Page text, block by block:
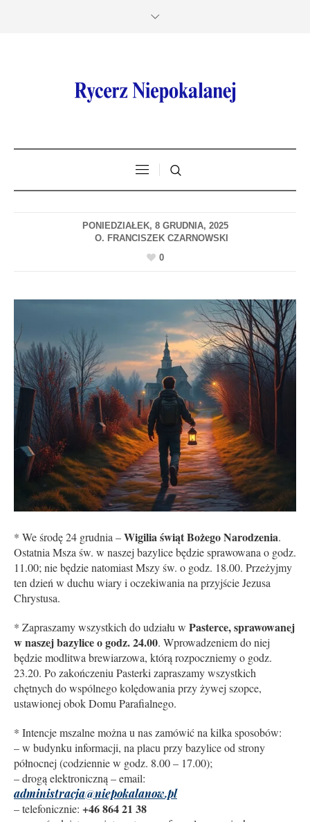
PONIEDZIAŁEK, 8 GRUDNIA, 2025
0
* We środę 24 grudnia –Wigilia świąt Bożego Narodzenia.
Ostatnia Msza św. w naszej bazylice będzie sprawowana o godz.
11.00; nie będzie natomiast Mszy św. o godz. 18.00. Przeżyjmy
ten dzień w duchu wiary i oczekiwania na przyjście Jezusa
Chrystusa.
* Zapraszamy wszystkich do udziału w Pasterce, sprawowanej
w naszej bazylice o godz. 24.00. Wprowadzeniem do niej
będzie modlitwa brewiarzowa, którą rozpoczniemy o godz.
23.20. Po zakończeniu Pasterki zapraszamy wszystkich
chętnych do wspólnego kolędowania przy żywej szopce,
ustawionej obok Domu Parafialnego.
* Intencje mszalne można u nas zamówić na kilka sposobów:
– w budynku informacji, na placu przy bazylice od strony
północnej (codziennie w godz. 8.00 – 17.00);
– drogą elektroniczną – email:
administracja@niepokalanow.pl
– telefonicznie: +46 864 21 38